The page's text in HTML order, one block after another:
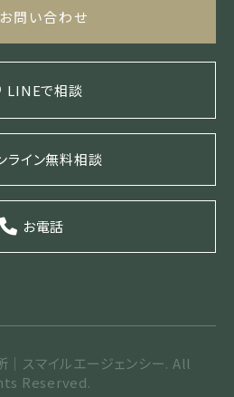
お問い合わせ
LINEで相談
ライン無料相談
お電話
スマイルエージェンシー. All
Reserved.